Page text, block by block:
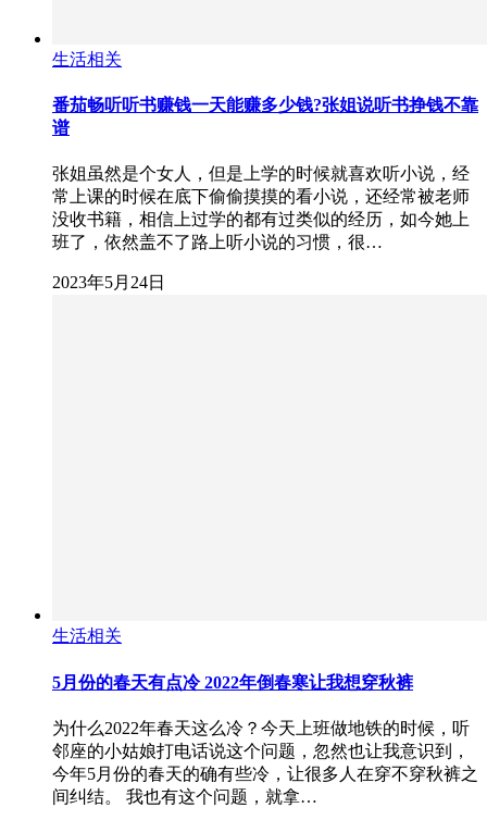
生活相关
番茄畅听听书赚钱一天能赚多少钱?张姐说听书挣钱不靠
谱
张姐虽然是个女人，但是上学的时候就喜欢听小说，经
常上课的时候在底下偷偷摸摸的看小说，还经常被老师
没收书籍，相信上过学的都有过类似的经历，如今她上
班了，依然盖不了路上听小说的习惯，很…
2023年5月24日
生活相关
5月份的春天有点冷 2022年倒春寒让我想穿秋裤
为什么2022年春天这么冷？今天上班做地铁的时候，听
邻座的小姑娘打电话说这个问题，忽然也让我意识到，
今年5月份的春天的确有些冷，让很多人在穿不穿秋裤之
间纠结。 我也有这个问题，就拿…